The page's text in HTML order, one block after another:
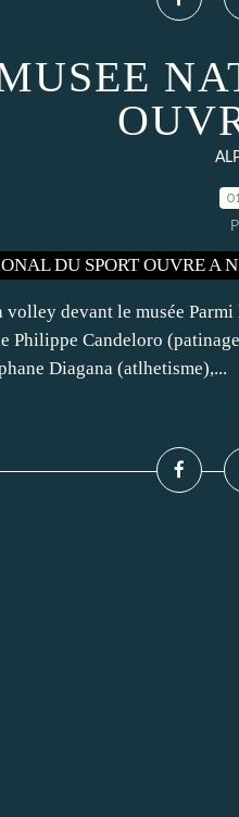
volley devant le musée
Philippe Candeloro
Diagana (atlhetisme),...